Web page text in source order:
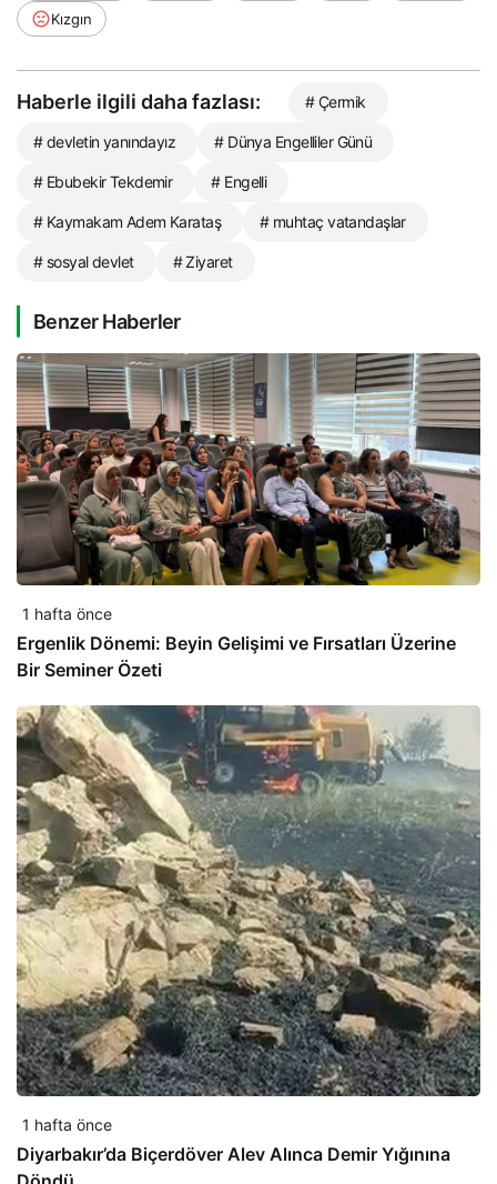
Kızgın
Haberle ilgili daha fazlası: # Çermik
# devletin yanındayız # Dünya Engelliler Günü
# Ebubekir Tekdemir # Engelli
# Kaymakam Adem Karataş # muhtaç vatandaşlar
# sosyal devlet # Ziyaret
Benzer Haberler
1 hafta önce
Ergenlik Dönemi: Beyin Gelişimi ve Fırsatları Üzerine
Bir Seminer Özeti
1 hafta önce
Diyarbakır’da Biçerdöver Alev Alınca Demir Yığınına